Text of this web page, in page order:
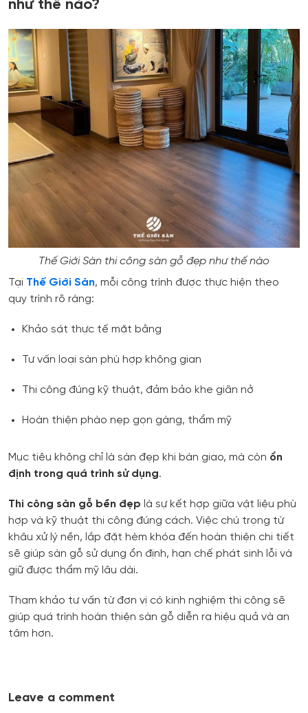
như thế nào?
Thế Giới Sàn thi công sàn gỗ đẹp như thế nào
Tại Thế Giới Sàn, mỗi công trình được thực hiện theo
quy trình rõ ràng:
Khảo sát thực tế mặt bằng
Tư vấn loại sàn phù hợp không gian
Thi công đúng kỹ thuật, đảm bảo khe giãn nở
Hoàn thiện phào nẹp gọn gàng, thẩm mỹ
Mục tiêu không chỉ là sàn đẹp khi bàn giao, mà còn ổn
định trong quá trình sử dụng.
Thi công sàn gỗ bền đẹp là sự kết hợp giữa vật liệu phù
hợp và kỹ thuật thi công đúng cách. Việc chú trọng từ
khâu xử lý nền, lắp đặt hèm khóa đến hoàn thiện chi tiết
sẽ giúp sàn gỗ sử dụng ổn định, hạn chế phát sinh lỗi và
giữ được thẩm mỹ lâu dài.
Tham khảo tư vấn từ đơn vị có kinh nghiệm thi công sẽ
giúp quá trình hoàn thiện sàn gỗ diễn ra hiệu quả và an
tâm hơn.
Leave a comment